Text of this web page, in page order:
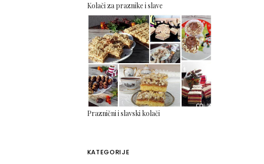
Kolači za praznike i slave
Praznični i slavski kolači
KATEGORIJE